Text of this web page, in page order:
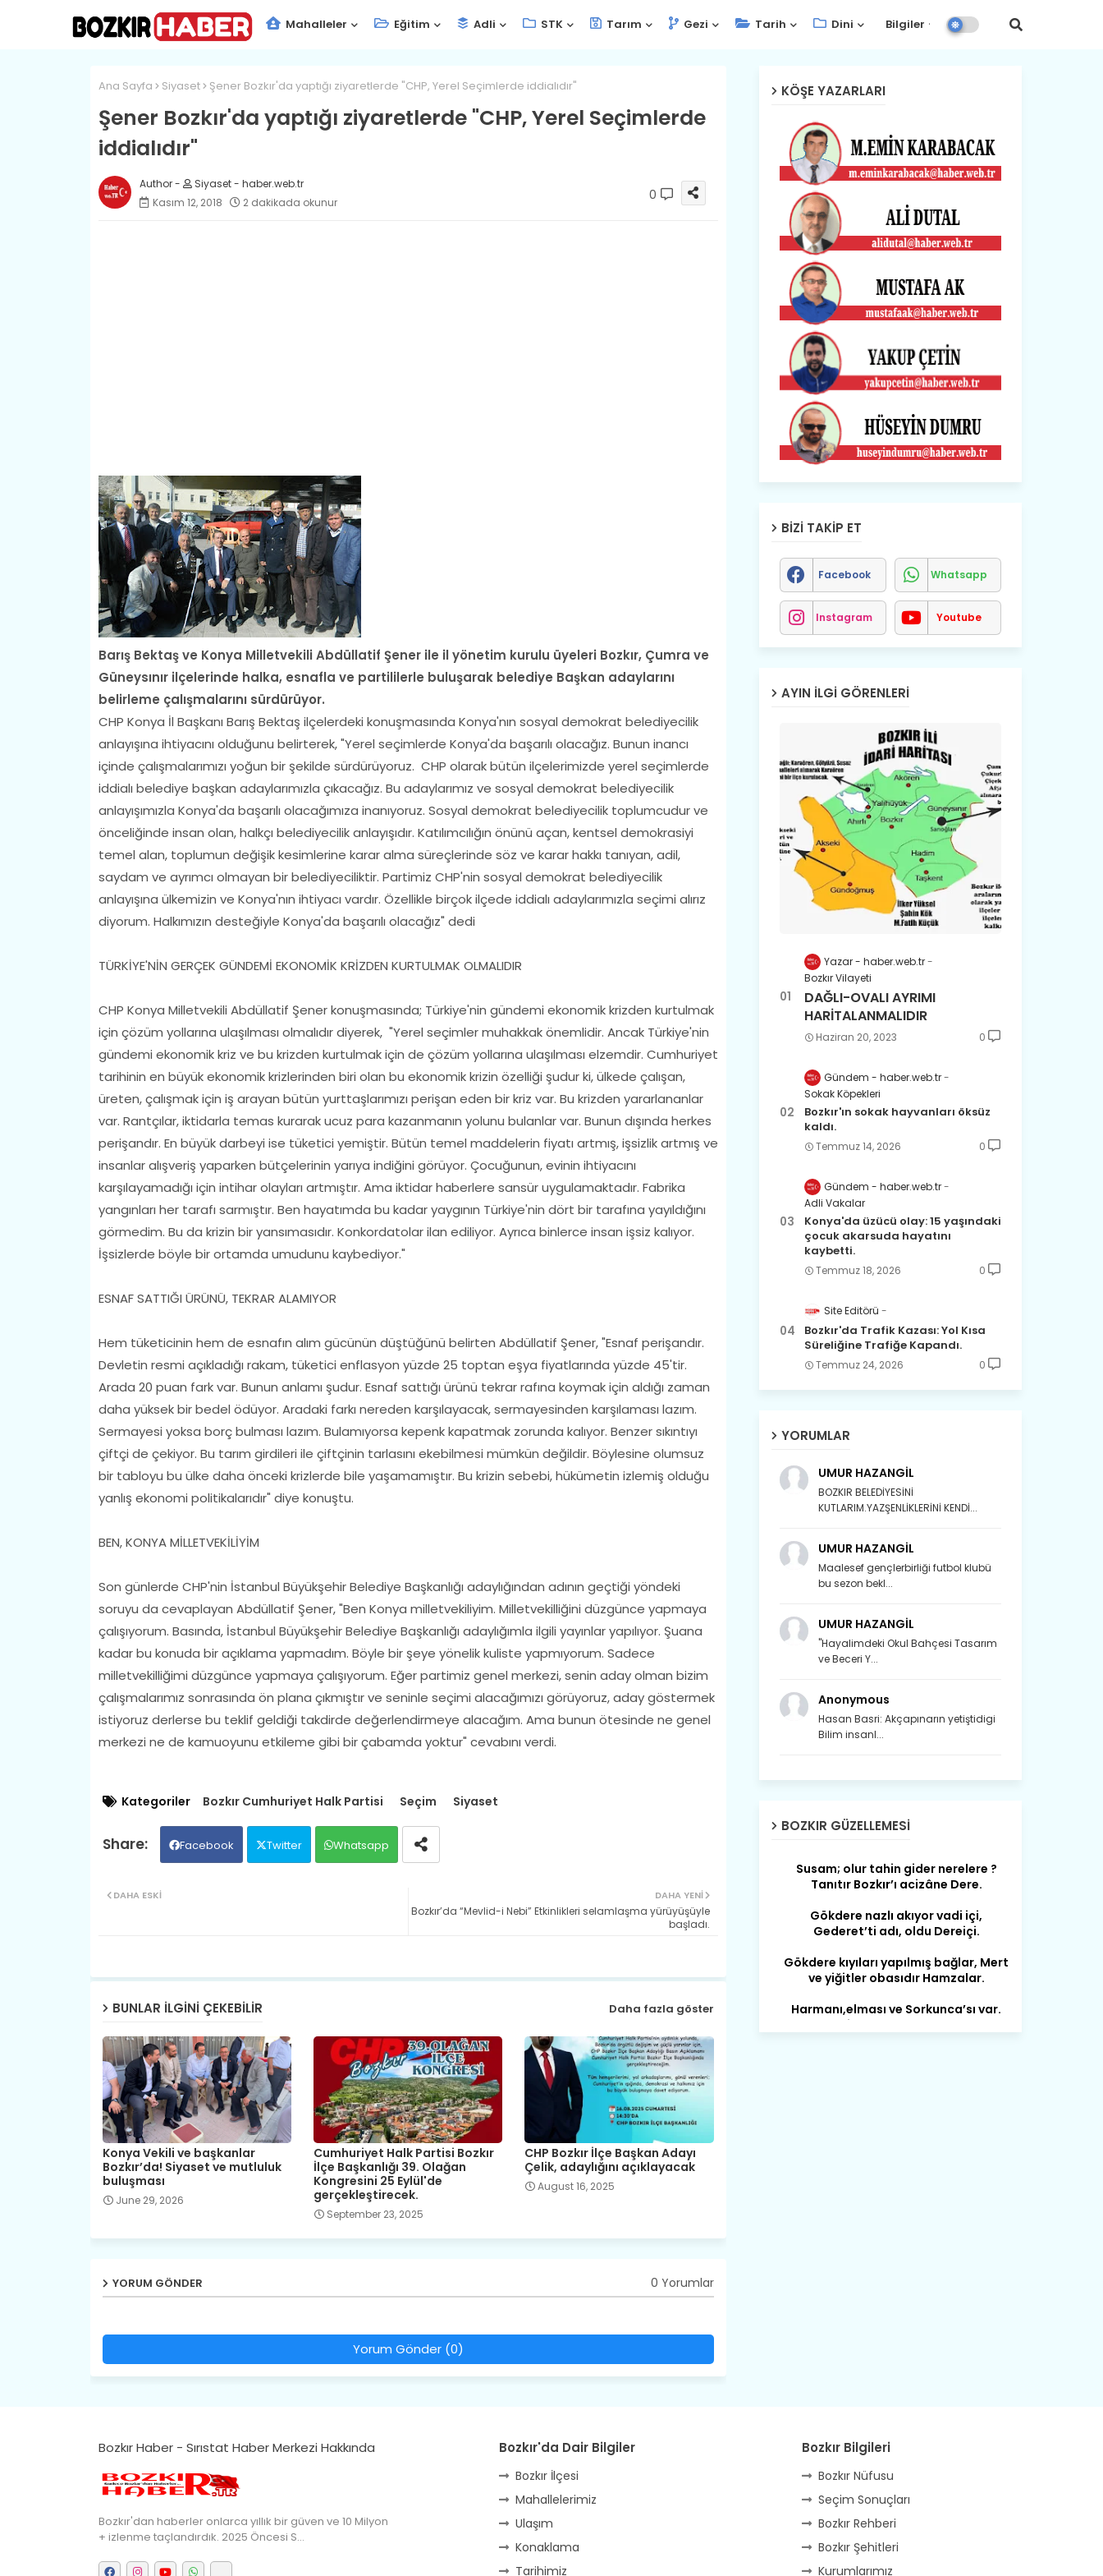
Mahalleler Eğitim Adli STK Tarım Gezi Tarih Dini Bilgiler
Ana Sayfa Siyaset Şener Bozkır'da yaptığı ziyaretlerde "CHP, Yerel Seçimlerde iddialıdır"
Şener Bozkır'da yaptığı ziyaretlerde "CHP, Yerel Seçimlerde
iddialıdır"
Siyaset - haber.web.tr
Kasım 12, 2018
2 dakikada okunur 0
Barış Bektaş ve Konya Milletvekili Abdüllatif Şener ile il yönetim kurulu üyeleri Bozkır, Çumra ve
Güneysınır ilçelerinde halka, esnafla ve partililerle buluşarak belediye Başkan adaylarını
belirleme çalışmalarını sürdürüyor.
CHP Konya İl Başkanı Barış Bektaş ilçelerdeki konuşmasında Konya'nın sosyal demokrat belediyecilik
anlayışına ihtiyacını olduğunu belirterek, "Yerel seçimlerde Konya'da başarılı olacağız. Bunun inancı
içinde çalışmalarımızı yoğun bir şekilde sürdürüyoruz. CHP olarak bütün ilçelerimizde yerel seçimlerde
iddialı belediye başkan adaylarımızla çıkacağız. Bu adaylarımız ve sosyal demokrat belediyecilik
anlayışımızla Konya'da başarılı olacağımıza inanıyoruz. Sosyal demokrat belediyecilik toplumcudur ve
önceliğinde insan olan, halkçı belediyecilik anlayışıdır. Katılımcılığın önünü açan, kentsel demokrasiyi
temel alan, toplumun değişik kesimlerine karar alma süreçlerinde söz ve karar hakkı tanıyan, adil,
saydam ve ayrımcı olmayan bir belediyeciliktir. Partimiz CHP'nin sosyal demokrat belediyecilik
anlayışına ülkemizin ve Konya'nın ihtiyacı vardır. Özellikle birçok ilçede iddialı adaylarımızla seçimi alırız
diyorum. Halkımızın desteğiyle Konya'da başarılı olacağız" dedi
TÜRKİYE'NİN GERÇEK GÜNDEMİ EKONOMİK KRİZDEN KURTULMAK OLMALIDIR
CHP Konya Milletvekili Abdüllatif Şener konuşmasında; Türkiye'nin gündemi ekonomik krizden kurtulmak
için çözüm yollarına ulaşılması olmalıdır diyerek, "Yerel seçimler muhakkak önemlidir. Ancak Türkiye'nin
gündemi ekonomik kriz ve bu krizden kurtulmak için de çözüm yollarına ulaşılması elzemdir. Cumhuriyet
tarihinin en büyük ekonomik krizlerinden biri olan bu ekonomik krizin özelliği şudur ki, ülkede çalışan,
üreten, çalışmak için iş arayan bütün yurttaşlarımızı perişan eden bir kriz var. Bu krizden yararlananlar
var. Rantçılar, iktidarla temas kurarak ucuz para kazanmanın yolunu bulanlar var. Bunun dışında herkes
perişandır. En büyük darbeyi ise tüketici yemiştir. Bütün temel maddelerin fiyatı artmış, işsizlik artmış ve
insanlar alışveriş yaparken bütçelerinin yarıya indiğini görüyor. Çocuğunun, evinin ihtiyacını
karşılayamadığı için intihar olayları artmıştır. Ama iktidar haberlere sansür uygulamaktadır. Fabrika
yangınları her tarafı sarmıştır. Ben hayatımda bu kadar yaygının Türkiye'nin dört bir tarafına yayıldığını
görmedim. Bu da krizin bir yansımasıdır. Konkordatolar ilan ediliyor. Ayrıca binlerce insan işsiz kalıyor.
İşsizlerde böyle bir ortamda umudunu kaybediyor."
ESNAF SATTIĞI ÜRÜNÜ, TEKRAR ALAMIYOR
Hem tüketicinin hem de esnafın alım gücünün düştüğünü belirten Abdüllatif Şener, "Esnaf perişandır.
Devletin resmi açıkladığı rakam, tüketici enflasyon yüzde 25 toptan eşya fiyatlarında yüzde 45'tir.
Arada 20 puan fark var. Bunun anlamı şudur. Esnaf sattığı ürünü tekrar rafına koymak için aldığı zaman
daha yüksek bir bedel ödüyor. Aradaki farkı nereden karşılayacak, sermayesinden karşılaması lazım.
Sermayesi yoksa borç bulması lazım. Bulamıyorsa kepenk kapatmak zorunda kalıyor. Benzer sıkıntıyı
çiftçi de çekiyor. Bu tarım girdileri ile çiftçinin tarlasını ekebilmesi mümkün değildir. Böylesine olumsuz
bir tabloyu bu ülke daha önceki krizlerde bile yaşamamıştır. Bu krizin sebebi, hükümetin izlemiş olduğu
yanlış ekonomi politikalarıdır" diye konuştu.
BEN, KONYA MİLLETVEKİLİYİM
Son günlerde CHP'nin İstanbul Büyükşehir Belediye Başkanlığı adaylığından adının geçtiği yöndeki
soruyu da cevaplayan Abdüllatif Şener, "Ben Konya milletvekiliyim. Milletvekilliğini düzgünce yapmaya
çalışıyorum. Basında, İstanbul Büyükşehir Belediye Başkanlığı adaylığımla ilgili yayınlar yapılıyor. Şuana
kadar bu konuda bir açıklama yapmadım. Böyle bir şeye yönelik kuliste yapmıyorum. Sadece
milletvekilliğimi düzgünce yapmaya çalışıyorum. Eğer partimiz genel merkezi, senin aday olman bizim
çalışmalarımız sonrasında ön plana çıkmıştır ve seninle seçimi alacağımızı görüyoruz, aday göstermek
istiyoruz derlerse bu teklif geldiği takdirde değerlendirmeye alacağım. Ama bunun ötesinde ne genel
merkezi ne de kamuoyunu etkileme gibi bir çabamda yoktur" cevabını verdi.
Kategoriler Bozkır Cumhuriyet Halk Partisi Seçim Siyaset
Facebook Twitter Whatsapp
DAHA YENI
Bozkır’da “Mevlid-i Nebi” Etkinlikleri selamlaşma yürüyüşüyle
başladı.
DAHA ESKI
BUNLAR ILGINI ÇEKEBILIR Daha fazla göster
Konya Vekili ve başkanlar
Bozkır’da! Siyaset ve mutluluk
buluşması
June 29, 2026
Cumhuriyet Halk Partisi Bozkır
İlçe Başkanlığı 39. Olağan
Kongresini 25 Eylül'de
gerçekleştirecek.
September 23, 2025
CHP Bozkır İlçe Başkan Adayı
Çelik, adaylığını açıklayacak
August 16, 2025
YORUM GÖNDER 0 Yorumlar
Yorum Gönder (0)
KÖŞE YAZARLARI
BIZI TAKIP ET
Facebook Whatsapp
Instagram Youtube
AYIN İLGI GÖRENLERI
Yazar - haber.web.tr
Bozkır Vilayeti
DAĞLI-OVALI AYRIMI
HARİTALANMALIDIR
Haziran 20, 2023 0
Gündem - haber.web.tr
Sokak Köpekleri
Bozkır'ın sokak hayvanları öksüz
kaldı.
Temmuz 14, 2026 0
Gündem - haber.web.tr
Adli Vakalar
Konya'da üzücü olay: 15 yaşındaki
çocuk akarsuda hayatını
kaybetti.
Temmuz 18, 2026 0
Site Editörü
Bozkır'da Trafik Kazası: Yol Kısa
Süreliğine Trafiğe Kapandı.
Temmuz 24, 2026 0
YORUMLAR
UMUR HAZANGİL
BOZKIR BELEDİYESİNİ
KUTLARIM.YAZŞENLİKLERİNİ KENDİ...
UMUR HAZANGİL
Maalesef gençlerbirliği futbol klubü
bu sezon bekl...
UMUR HAZANGİL
"Hayalimdeki Okul Bahçesi Tasarım
ve Beceri Y...
Anonymous
Hasan Basri: Akçapınarın yetiştidigi
Bilim insanl...
BOZKIR GÜZELLEMESI
Gökdere nazlı akıyor vadi içi,
Gökdere kıyıları yapılmış bağlar, Mert
Harmanı,elması ve Sorkunca’sı var.
Büyük yerdir, mahalleleri Aydınlık, Tarih
Kendi yağıyla kavrulur Ayvalıca.
Yiğitleri mesken tutmuş İstanbul’u,
Sopran’dı eskiden, şimdiyse Bağyurdu.
İlkbahar geldiğinde yeşile boyan. Kışın
çok sert geçer. Hazır ol Bayboğan!
Bozkır Haber - Sırıstat Haber Merkezi Hakkında
Bozkır'dan haberler onlarca yıllık bir güven ve 10 Milyon
+ izlenme taçlandırdık. 2025 Öncesi S…
Bozkır'da Dair Bilgiler
Bozkır İlçesi
Mahallelerimiz
Ulaşım
Konaklama
Tarihimiz
Bozkır Bilgileri
Bozkır Nüfusu
Seçim Sonuçları
Bozkır Rehberi
Bozkır Şehitleri
Kurumlarımız